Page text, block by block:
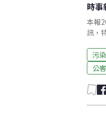
時事
本報
訊，
污
公